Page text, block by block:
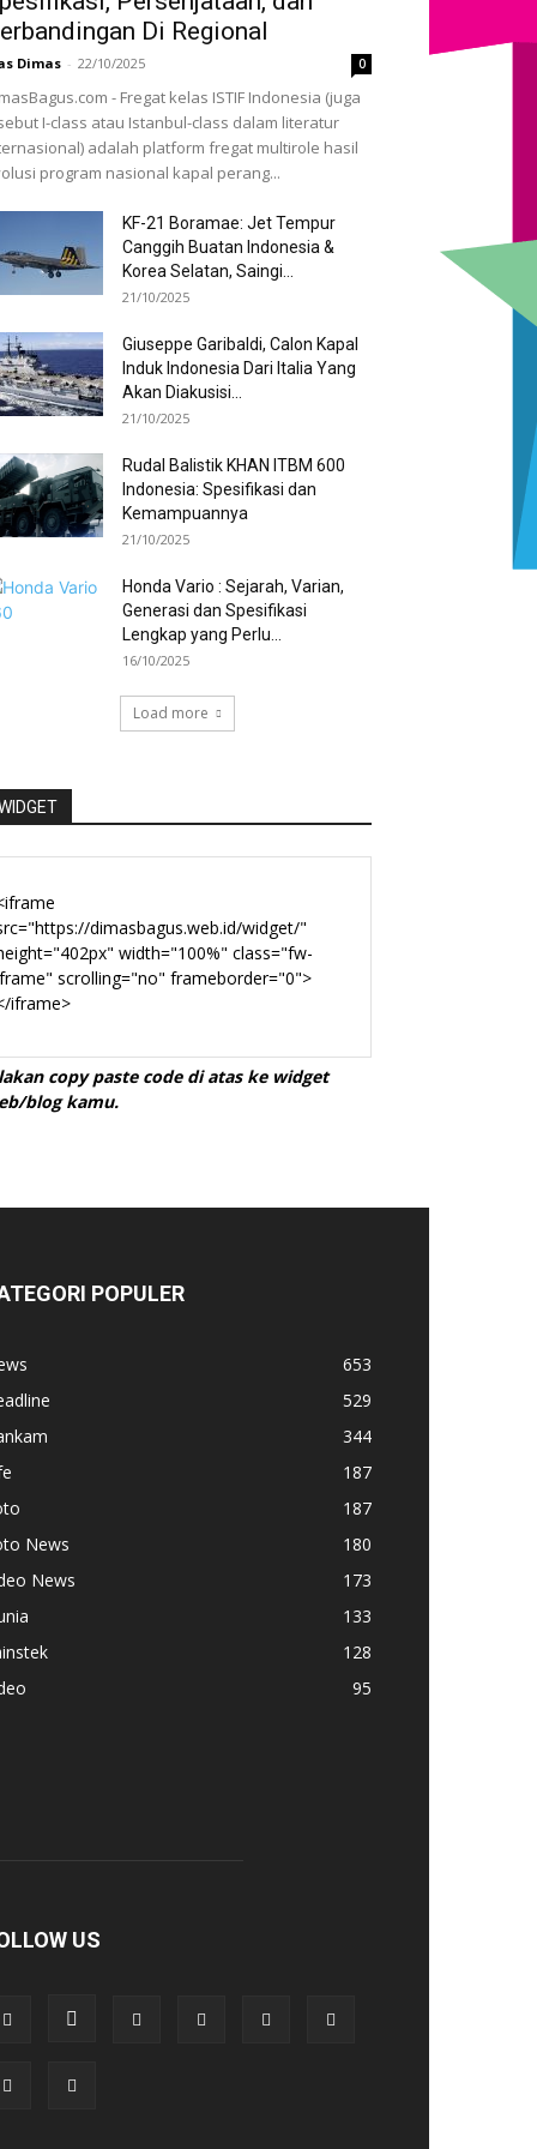
Di Regional
Dimas - 22/10/2025 0
- Fregat kelas ISTIF Indonesia (juga
I-class atau Istanbul-class dalam literatur
adalah platform fregat multirole hasil
program nasional kapal perang...
KF-21 Boramae: Jet Tempur
Canggih Buatan Indonesia &
Korea Selatan, Saingi...
21/10/2025
Giuseppe Garibaldi, Calon Kapal
Induk Indonesia Dari Italia Yang
Akan Diakusisi...
21/10/2025
Rudal Balistik KHAN ITBM 600
Indonesia: Spesifikasi dan
Kemampuannya
21/10/2025
Honda Vario : Sejarah, Varian,
Generasi dan Spesifikasi
Lengkap yang Perlu...
16/10/2025
Load more
copy paste code di atas ke widget
blog kamu.
POPULER
653
529
344
187
187
News
180
News
173
133
128
95
US